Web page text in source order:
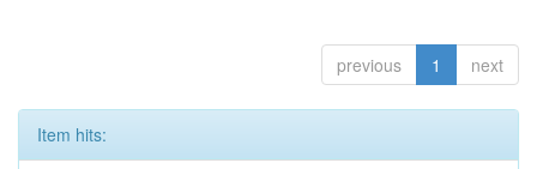
previous 1 next
Item hits: